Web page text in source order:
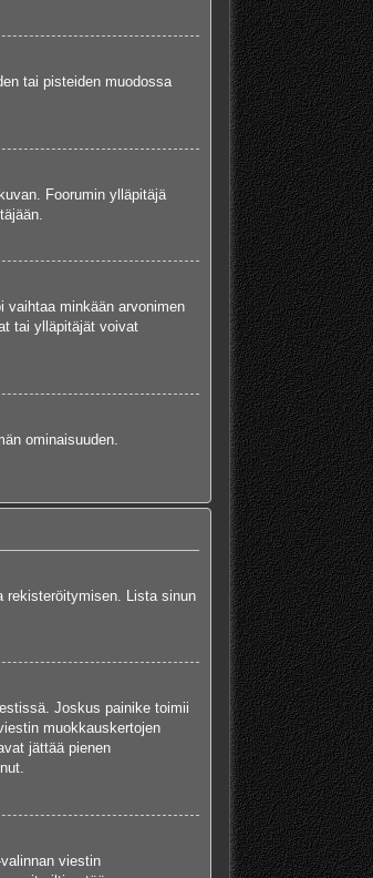
tai pisteiden muodossa
Foorumin ylläpitäjä
minkään arvonimen
tai ylläpitäjät voivat
ominaisuuden.
rekisteröitymisen. Lista sinun
Joskus painike toimii
muokkauskertojen
jättää pienen
viestin